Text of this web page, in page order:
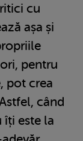
cu
așa și
pentru
pot crea
când
îți este la